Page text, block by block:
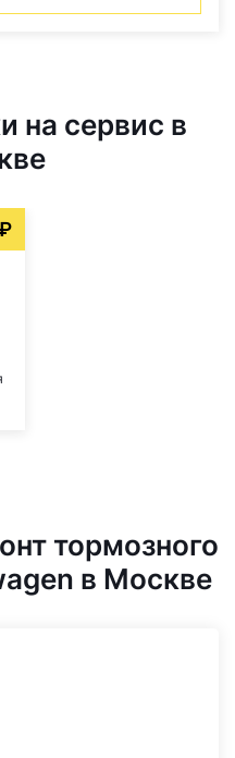
на сервис в
тормозного
в Москве